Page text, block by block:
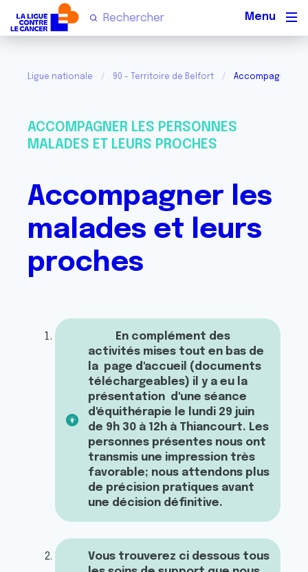
Ligue nationale 90 - Territoire de Belfort Accompagner
ACCOMPAGNER LES PERSONNES
MALADES ET LEURS PROCHES
Accompagner les
malades et leurs
proches
En complément des
activités mises tout en bas de
la page d'accueil (documents
téléchargeables) il y a eu la
présentation d'une séance
d'équithérapie le lundi 29 juin
de 9h 30 à 12h à Thiancourt. Les
personnes présentes nous ont
transmis une impression très
favorable; nous attendons plus
de précision pratiques avant
une décision définitive.
Vous trouverez ci dessous tous